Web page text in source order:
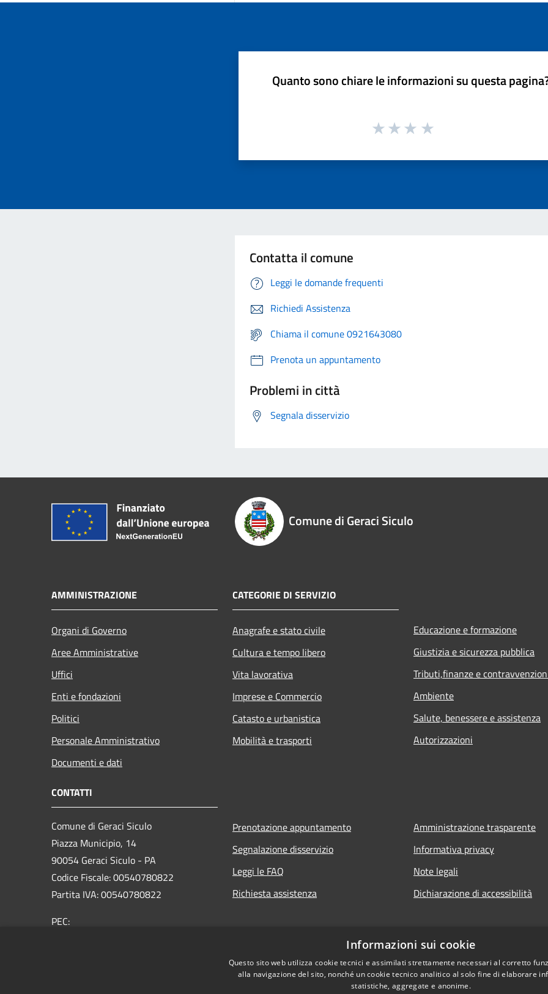
Quanto sono chiare le informazioni su questa
Contatta il comune
Leggi le domande frequenti
Richiedi Assistenza
Chiama il comune 0921643080
Prenota un appuntamento
Problemi in città
Segnala disservizio
Comune di Geraci Siculo
AMMINISTRAZIONE
Organi di Governo
Aree Amministrative
Uffici
Enti e fondazioni
Politici
Personale Amministrativo
Documenti e dati
CATEGORIE DI SERVIZIO
Anagrafe e stato civile
Cultura e tempo libero
Vita lavorativa
Imprese e Commercio
Catasto e urbanistica
Mobilità e trasporti
Educazione e formazione
Giustizia e sicurezza pubblica
Tributi,finanze e
Ambiente
Salute, benessere e assistenza
Autorizzazioni
CONTATTI
Comune di Geraci Siculo
Piazza Municipio, 14
90054 Geraci Siculo - PA
Codice Fiscale: 00540780822
Partita IVA: 00540780822
PEC:
Prenotazione appuntamento
Segnalazione disservizio
Leggi le FAQ
Richiesta assistenza
Amministrazione trasparente
Informativa privacy
Note legali
Dichiarazione di accessibilità
Informazioni sui cookie
Questo sito web utilizza cookie tecnici e assimilati strettamente necessari al corretto
alla navigazione del sito, nonché un cookie tecnico analitico al solo fine di elaborare
statistiche, aggregate e anonime.